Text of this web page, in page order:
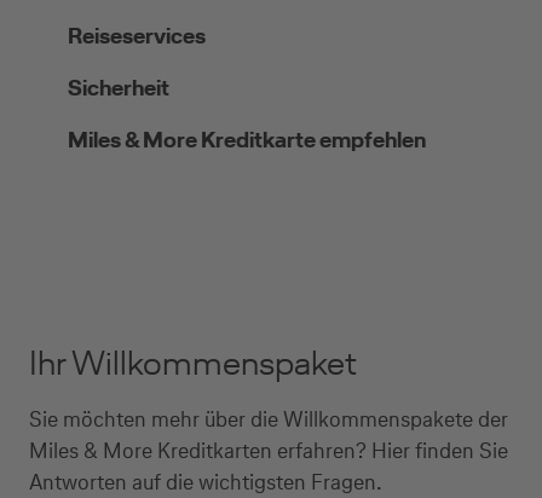
Reiseservices
Sicherheit
Miles & More Kreditkarte empfehlen
Ihr Willkommenspaket
Sie möchten mehr über die Willkommenspakete der
Miles & More Kreditkarten erfahren? Hier finden Sie
Antworten auf die wichtigsten Fragen.